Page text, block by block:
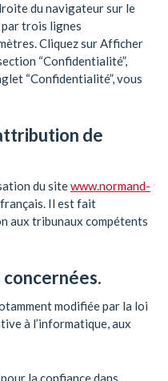
du navigateur sur le
par trois lignes
Cliquez sur Afficher
“Confidentialité”,
“Confidentialité”, vous
de
du sitewww.normand-
Il est fait
aux tribunaux compétents
concernées.
modifiée par la loi
à l’informatique, aux
la confiance dans